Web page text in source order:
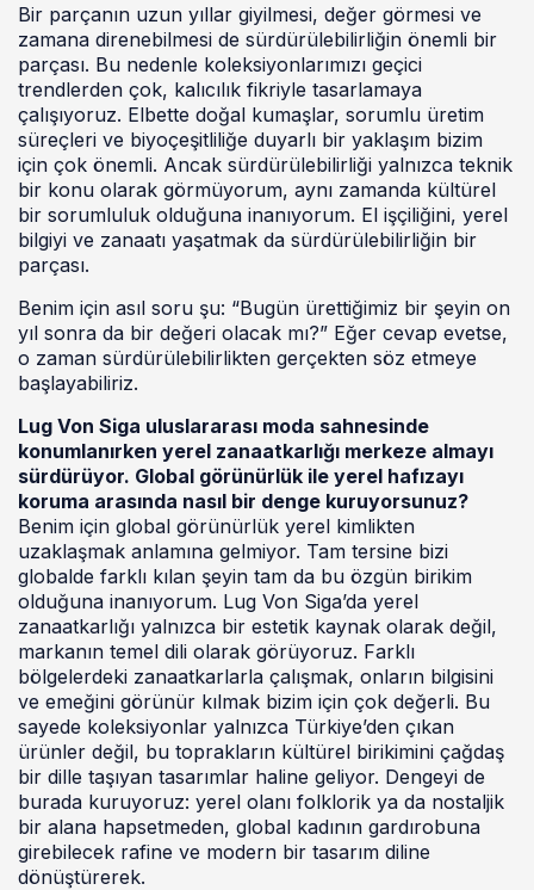
Bir parçanın uzun yıllar giyilmesi, değer görmesi ve
zamana direnebilmesi de sürdürülebilirliğin önemli bir
parçası. Bu nedenle koleksiyonlarımızı geçici
trendlerden çok, kalıcılık fikriyle tasarlamaya
çalışıyoruz. Elbette doğal kumaşlar, sorumlu üretim
süreçleri ve biyoçeşitliliğe duyarlı bir yaklaşım bizim
için çok önemli. Ancak sürdürülebilirliği yalnızca teknik
bir konu olarak görmüyorum, aynı zamanda kültürel
bir sorumluluk olduğuna inanıyorum. El işçiliğini, yerel
bilgiyi ve zanaatı yaşatmak da sürdürülebilirliğin bir
parçası.
Benim için asıl soru şu: “Bugün ürettiğimiz bir şeyin on
yıl sonra da bir değeri olacak mı?” Eğer cevap evetse,
o zaman sürdürülebilirlikten gerçekten söz etmeye
başlayabiliriz.
Lug Von Siga uluslararası moda sahnesinde
konumlanırken yerel zanaatkarlığı merkeze almayı
sürdürüyor. Global görünürlük ile yerel hafızayı
koruma arasında nasıl bir denge kuruyorsunuz?
Benim için global görünürlük yerel kimlikten
uzaklaşmak anlamına gelmiyor. Tam tersine bizi
globalde farklı kılan şeyin tam da bu özgün birikim
olduğuna inanıyorum. Lug Von Siga’da yerel
zanaatkarlığı yalnızca bir estetik kaynak olarak değil,
markanın temel dili olarak görüyoruz. Farklı
bölgelerdeki zanaatkarlarla çalışmak, onların bilgisini
ve emeğini görünür kılmak bizim için çok değerli. Bu
sayede koleksiyonlar yalnızca Türkiye’den çıkan
ürünler değil, bu toprakların kültürel birikimini çağdaş
bir dille taşıyan tasarımlar haline geliyor. Dengeyi de
burada kuruyoruz: yerel olanı folklorik ya da nostaljik
bir alana hapsetmeden, global kadının gardırobuna
girebilecek rafine ve modern bir tasarım diline
dönüştürerek.